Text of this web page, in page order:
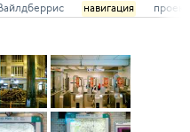
навигация